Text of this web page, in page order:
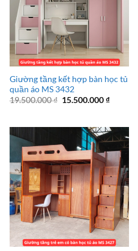
Giường tầng kết hợp bàn học tủ
quần áo MS 3432
19.500.000₫ Giá
15.500.000₫Giá